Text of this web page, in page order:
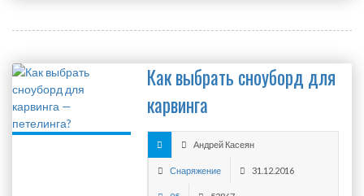
Как выбрать сноуборд для
карвинга
Андрей Касеян
Снаряжение 31.12.2016